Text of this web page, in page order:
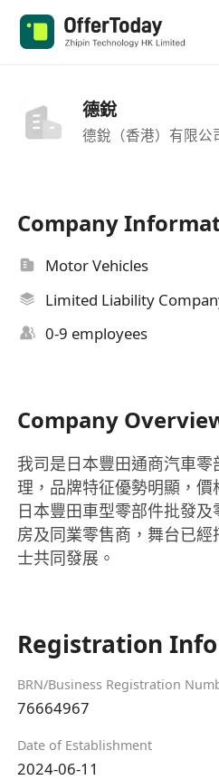
德銳
德銳（香港）有限公
Company
Motor Vehicles
Limited Liability
0-9 employees
Company
我司是日本豐田通商汽車
理，品牌特征優勢明顯，
日本豐田車型零部件批發
房及同業零售商，舞台已
士共同發展。
Registration
BRN/Business Registration
76664967
Date of Establishment
2024-06-11